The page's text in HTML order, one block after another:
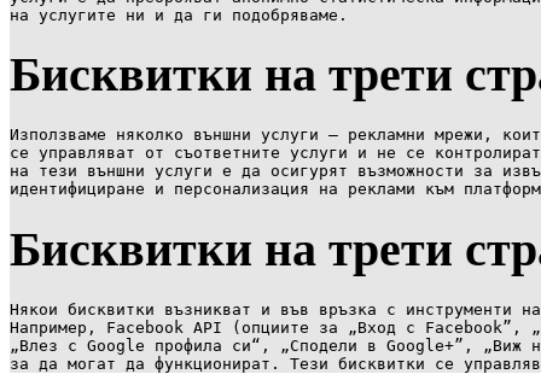
на услугите ни и да ги подобряваме.
Бисквитки на трети
Използваме няколко външни услуги – рекламни мрежи,
се управляват от съответните услуги и не се
на тези външни услуги е да осигурят възможности за
идентифициране и персонализация на реклами към
Бисквитки на трети
Някои бисквитки възникват и във връзка с инструменти
Например, Facebook API (опциите за „Вход с
„Влез с Google профила си“, „Сподели в Google+”,
за да могат да функционират. Тези бисквитки се